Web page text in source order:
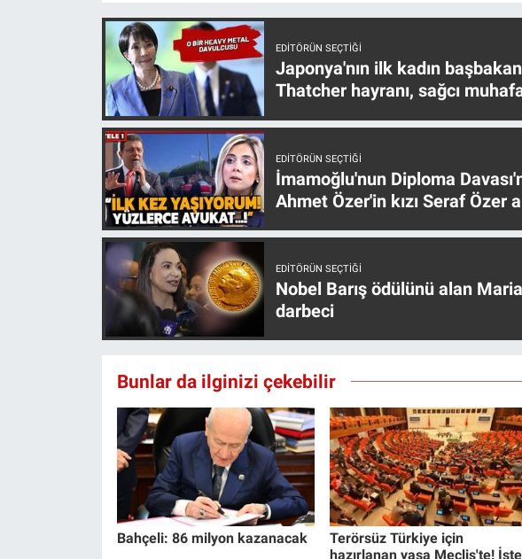
EDITÖRÜN SEÇTIĞI
Japonya'nın ilk kadın
Thatcher hayranı, sağcı
EDITÖRÜN SEÇTIĞI
İmamoğlu'nun Diploma
Ahmet Özer'in kızı Seraf Özer
EDITÖRÜN SEÇTIĞI
Nobel Barış ödülünü alan
darbeci
Bunlar da ilginizi çekebilir
Bahçeli: 86 milyon kazanacak
Terörsüz Türkiye için
hazırlanan yasa Meclis'te! İşte
Teknoloji
Türkiye'nin Geleceği
Türkiye'nin Gündemi
Yerel Gündem
Yerel Yaşam